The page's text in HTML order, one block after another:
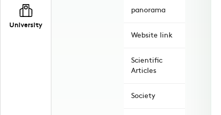
University
panorama
Website link
Scientific
Articles
Society